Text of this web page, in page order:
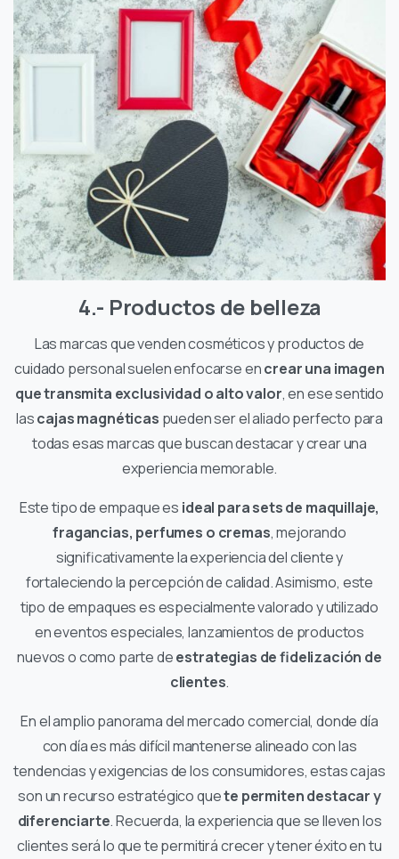
4.- Productos de belleza
Las marcas que venden cosméticos y productos de
cuidado personal suelen enfocarse encrear una imagen
que transmita exclusividad o alto valor, en ese sentido
lascajas magnéticas pueden ser el aliado perfecto para
todas esas marcas que buscan destacar y crear una
experiencia memorable.
Este tipo de empaque es ideal para sets de maquillaje,
fragancias, perfumes o cremas, mejorando
significativamente la experiencia del cliente y
fortaleciendo la percepción de calidad. Asimismo, este
tipo de empaques es especialmente valorado y utilizado
en eventos especiales, lanzamientos de productos
nuevos o como parte deestrategias de fidelización de
clientes.
En el amplio panorama del mercado comercial, donde día
con día es más difícil mantenerse alineado con las
tendencias y exigencias de los consumidores, estas cajas
son un recurso estratégico quete permiten destacar y
diferenciarte. Recuerda, la experiencia que se lleven los
clientes será lo que te permitirá crecer y tener éxito en tu